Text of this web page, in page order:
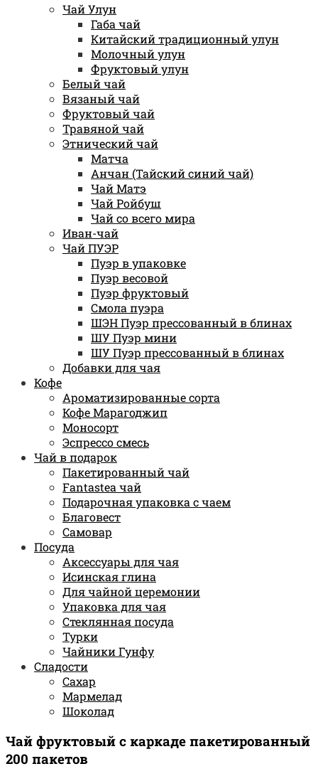
Чай Улун
Габа чай
Китайский традиционный улун
Молочный улун
Фруктовый улун
Белый чай
Вязаный чай
Фруктовый чай
Травяной чай
Этнический чай
Матча
Анчан (Тайский синий чай)
Чай Матэ
Чай Ройбуш
Чай со всего мира
Иван-чай
Чай ПУЭР
Пуэр в упаковке
Пуэр весовой
Пуэр фруктовый
Смола пуэра
ШЭН Пуэр прессованный в блинах
ШУ Пуэр мини
ШУ Пуэр прессованный в блинах
Добавки для чая
Кофе
Ароматизированные сорта
Кофе Марагоджип
Моносорт
Эспрессо смесь
Чай в подарок
Пакетированный чай
Fantastea чай
Подарочная упаковка с чаем
Благовест
Самовар
Посуда
Аксессуары для чая
Исинская глина
Для чайной церемонии
Упаковка для чая
Стеклянная посуда
Турки
Чайники Гунфу
Сладости
Сахар
Мармелад
Шоколад
Чай фруктовый с каркаде пакетированный
200 пакетов